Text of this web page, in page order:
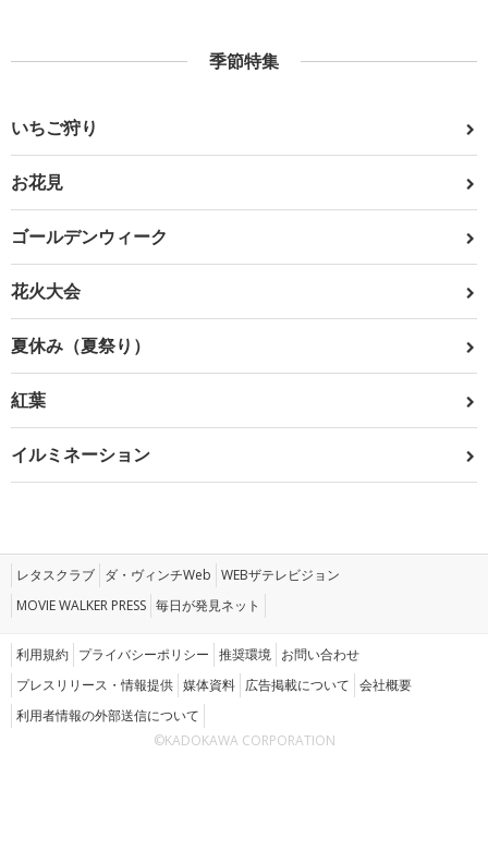
季節特集
いちご狩り
お花見
ゴールデンウィーク
花火大会
夏休み（夏祭り）
紅葉
イルミネーション
レタスクラブ ダ・ヴィンチWeb WEBザテレビジョン
MOVIE WALKER PRESS 毎日が発見ネット
利用規約 プライバシーポリシー 推奨環境 お問い合わせ
プレスリリース・情報提供 媒体資料 広告掲載について 会社概要
利用者情報の外部送信について
©KADOKAWA CORPORATION